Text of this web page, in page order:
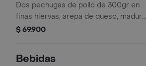
Dos pechugas de pollo de 300gr en
finas hiervas, arepa de queso, maduro
asado y ensalada con queso, verduras
$ 69.900
Bebidas